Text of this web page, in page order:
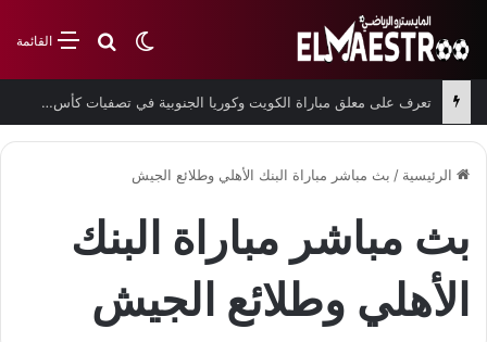
القائمةبحث عن
الوضع المظلم
تعرف على معلق مباراة الكويت وكوريا الجنوبية في تصفيات كأس العالم
الرئيسية / بث مباشر مباراة البنك الأهلي وطلائع الجيش
بث مباشر مباراة البنك
الأهلي وطلائع الجيش